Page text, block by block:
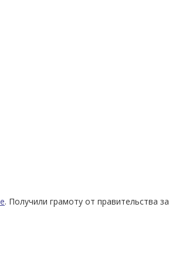
. Получили грамоту от правительства за